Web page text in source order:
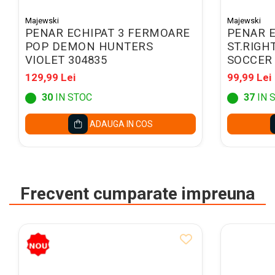
Caiete mecanice A5
Indecsi autoadezivi,
pagemarkere
Separatoare index si
separatoare biblioraft
Dosare carton
Dosare extensibile
Mape plastic cu elastic
Mape tip plic cu capsa
Serviete pentru documente
Majewski
PENAR ECHIPAT 3 FERMOARE
POP DEMON HUNTERS
VIOLET 304835
129,99 Lei
30IN STOC
ADAUGA IN COS
Majewski
PENAR
99,99 Lei
37IN
Frecvent cumparate impreuna